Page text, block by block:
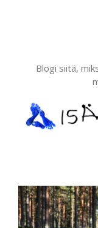
Blogi siitä,